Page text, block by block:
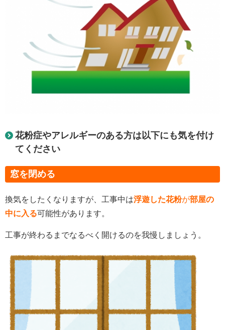
花粉症やアレルギーのある方は以下にも気を付け
てください
窓を閉める
換気をしたくなりますが、 工事中は浮遊した花粉が部屋の
中に入る可能性があり ます。
工事が終わるまでなるべく開けるのを我慢しましょう。